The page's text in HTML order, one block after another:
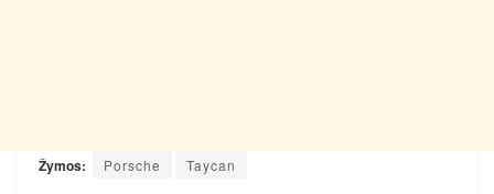
Žymos: Porsche Taycan